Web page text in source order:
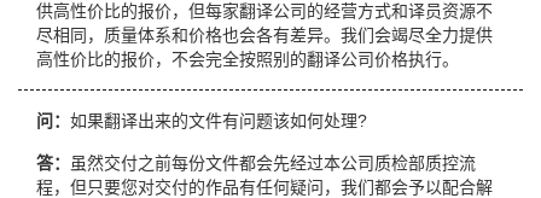
供高性价比的报价，但每家翻译公司的经营方式和译员资源不
尽相同，质量体系和价格也会各有差异。我们会竭尽全力提供
高性价比的报价，不会完全按照别的翻译公司价格执行。
问： 如果翻译出来的文件有问题该如何处理?
答：
虽然交付之前每份文件都会先经过本公司质检部质控流
程，但只要您对交付的作品有任何疑问，我们都会予以配合解